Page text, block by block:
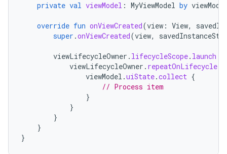
private val viewModel : MyViewModel by
override fun onViewCreated(view : View,
super .onViewCreated(view,
viewLifecycleOwner . lifecycleScope. launch
viewLifecycleOwner . repeatOnLifecycle
viewModel .uiState.collect {
// Process item
}
}
}
}
}